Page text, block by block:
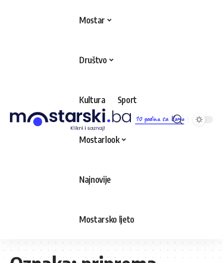
10 godina sa Vama
Mostar
Društvo
Kultura Sport
Mostarlook
Najnovije
Mostarsko ljeto